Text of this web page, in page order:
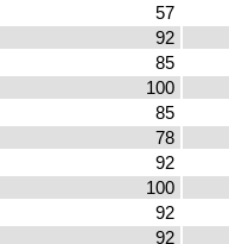
57
92
85
100
85
78
92
100
92
92